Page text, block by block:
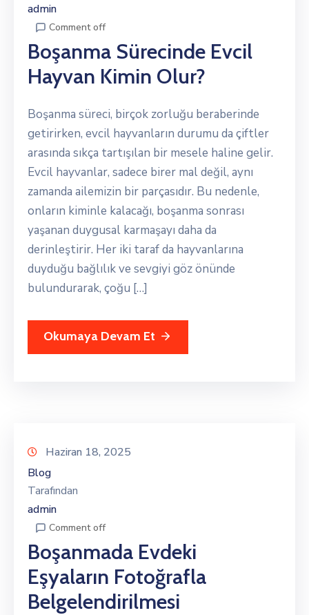
admin
Comment off
Boşanma Sürecinde Evcil
Hayvan Kimin Olur?
Boşanma süreci, birçok zorluğu beraberinde
getirirken, evcil hayvanların durumu da çiftler
arasında sıkça tartışılan bir mesele haline gelir.
Evcil hayvanlar, sadece birer mal değil, aynı
zamanda ailemizin bir parçasıdır. Bu nedenle,
onların kiminle kalacağı, boşanma sonrası
yaşanan duygusal karmaşayı daha da
derinleştirir. Her iki taraf da hayvanlarına
duyduğu bağlılık ve sevgiyi göz önünde
bulundurarak, çoğu […]
Okumaya Devam Et
Haziran 18, 2025
Blog
Tarafından
admin
Comment off
Boşanmada Evdeki
Eşyaların Fotoğrafla
Belgelendirilmesi